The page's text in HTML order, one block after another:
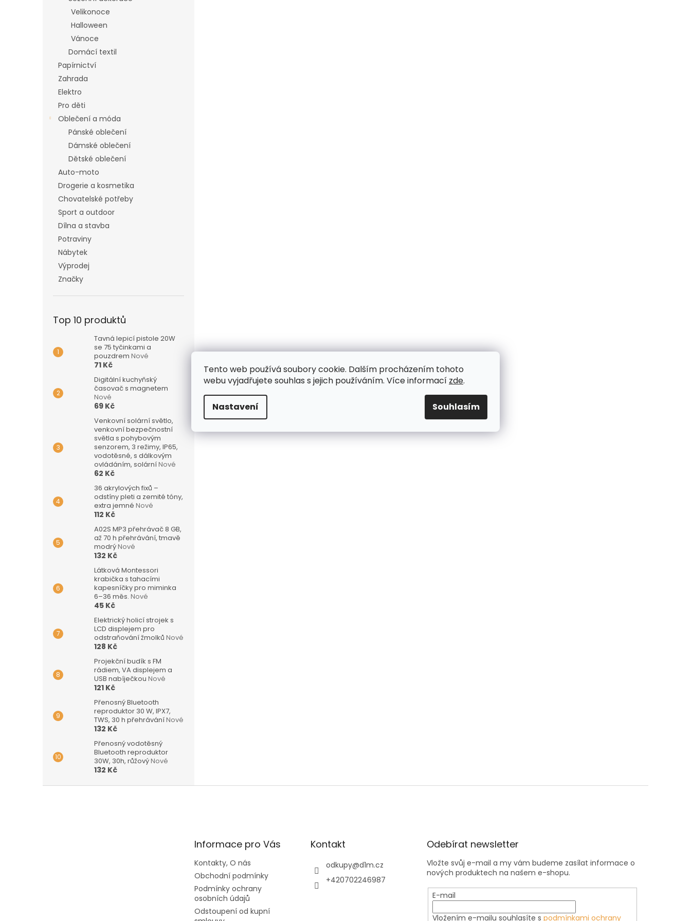
Tento web používá soubory cookie. Dalším procházením tohoto
webu vyjadřujete souhlas s jejich používáním. Více informací zde.
Nastavení Souhlasím
Velikonoce
Halloween
Vánoce
Domácí textil
Papírnictví
Zahrada
Elektro
Pro děti
Oblečení a móda
Pánské oblečení
Dámské oblečení
Dětské oblečení
Auto-moto
Drogerie a kosmetika
Chovatelské potřeby
Sport a outdoor
Dílna a stavba
Potraviny
Nábytek
Výprodej
Značky
Top 10 produktů
Tavná lepicí pistole 20W
se 75 tyčinkami a
pouzdrem Nové
71 Kč
Digitální kuchyňský
časovač s magnetem
Nové
69 Kč
Venkovní solární světlo,
venkovní bezpečnostní
světla s pohybovým
senzorem, 3 režimy, IP65,
vodotěsné, s dálkovým
ovládáním, solárníNové
62 Kč
36 akrylových fixů –
odstíny pleti a zemité tóny,
extra jemné Nové
112 Kč
A02S MP3 přehrávač 8 GB,
až 70 h přehrávání, tmavě
modrýNové
132 Kč
Látková Montessori
krabička s tahacími
kapesníčky pro miminka
6–36 měs. Nové
45 Kč
Elektrický holicí strojek s
LCD displejem pro
odstraňování žmolků Nové
128 Kč
Projekční budík s FM
rádiem, VA displejem a
USB nabíječkou Nové
121 Kč
Přenosný Bluetooth
reproduktor 30 W, IPX7,
TWS, 30 h přehráváníNové
132 Kč
Přenosný vodotěsný
Bluetooth reproduktor
30W, 30h, růžovýNové
132 Kč
Informace pro Vás
Kontakty, O nás
Obchodní podmínky
Podmínky ochrany
osobních údajů
Odstoupení od kupní
Kontakt
odkupy@d1m.cz
+420702246987
Odebírat newsletter
Vložte svůj e-mail a my vám budeme zasílat informace o
nových produktech na našem e-shopu.
E-mail
Vložením e-mailu souhlasíte spodmínkami ochrany